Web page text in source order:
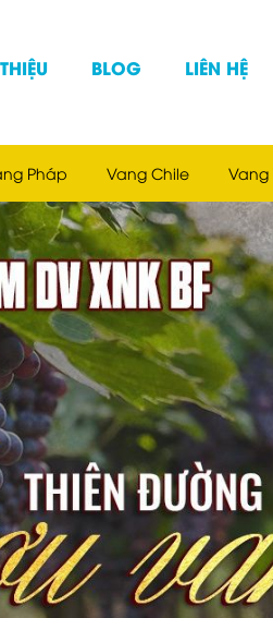
BLOG LIÊN HỆ
Pháp Vang Chile Vang